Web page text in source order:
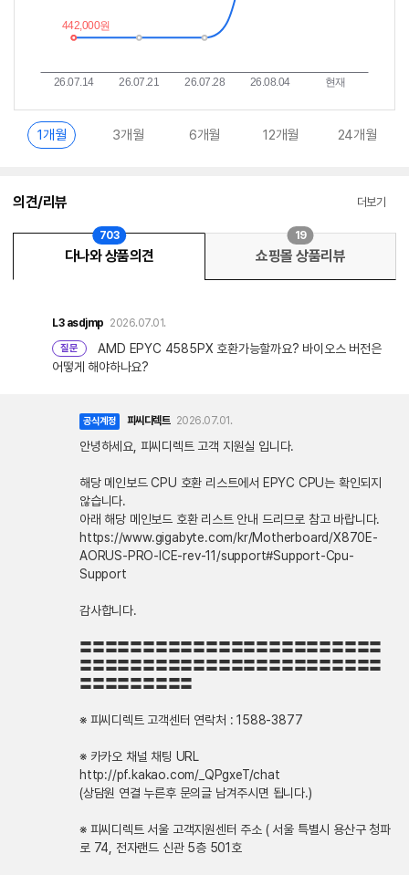
1개월 3개월 6개월 12개월 24개월
의견/리뷰 더보기
다나와 상품의견
703
쇼핑몰 상품리뷰
19
L3 asdjmp 2026.07.01.
질문
AMD EPYC 4585PX 호환가능할까요? 바이오스 버전은
어떻게 해야하나요?
공식계정 피씨디렉트 2026.07.01.
안녕하세요, 피씨디렉트 고객 지원실 입니다.
해당 메인보드 CPU 호환 리스트에서 EPYC CPU는 확인되지
않습니다.
아래 해당 메인보드 호환 리스트 안내 드리므로 참고 바랍니다.
https://www.gigabyte.com/kr/Motherboard/X870E-
AORUS-PRO-ICE-rev-11/support#Support-Cpu-
Support
감사합니다.
〓〓〓〓〓〓〓〓〓〓〓〓〓〓〓〓〓〓〓〓〓〓〓〓
〓〓〓〓〓〓〓〓〓〓〓〓〓〓〓〓〓〓〓〓〓〓〓〓
〓〓〓〓〓〓〓〓〓
※ 피씨디렉트 고객센터 연락처 : 1588-3877
※ 카카오 채널 채팅 URL
http://pf.kakao.com/_QPgxeT/chat
(상담원 연결 누른후 문의글 남겨주시면 됩니다.)
※ 피씨디렉트 서울 고객지원센터 주소 ( 서울 특별시 용산구 청파
로 74, 전자랜드 신관 5층 501호